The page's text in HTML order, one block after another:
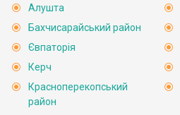
Алушта
Бахчисарайський район
Євпаторія
Керч
Красноперекопський
район